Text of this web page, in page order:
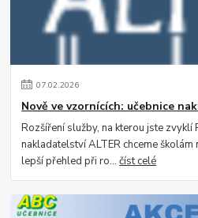
07.02.2026
Nově ve vzornících: učebnice
Rozšíření služby, na kterou jste zvyklí
nakladatelství ALTER chceme
lepší přehled při ro...číst celé